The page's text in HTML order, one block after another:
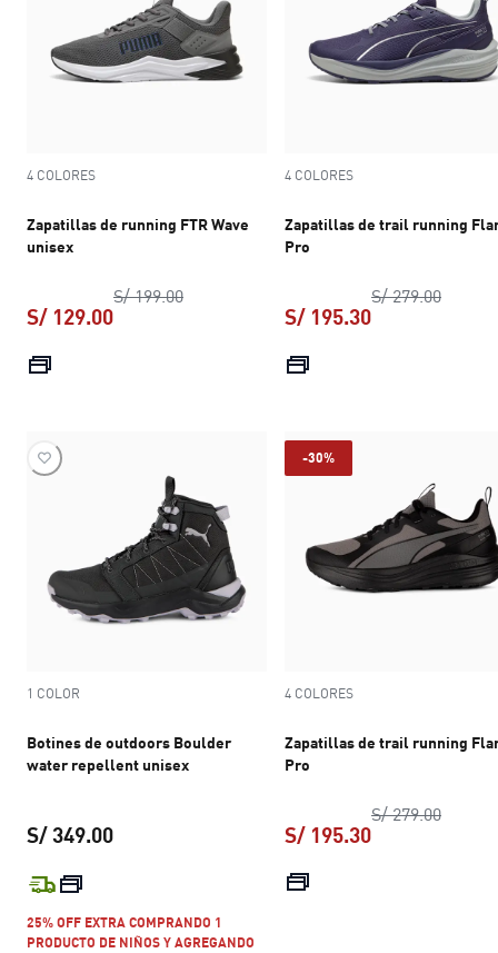
4 COLORES
Zapatillas de running FTR Wave
unisex
S/ 199.00precio original S/ 199.00
S/ 129.00
precio actual S/ 129.00
4 COLORES
Zapatillas de trail running
Pro
S/ 279.00precio
S/ 195.30
1 COLOR
Botines de outdoors Boulder
water repellent unisex
S/ 349.00
precio actual S/ 349.00
25% OFF EXTRA COMPRANDO 1
PRODUCTO DE NIÑOS Y AGREGANDO
-30%
4 COLORES
Zapatillas de trail running
Pro
S/ 279.00precio
S/ 195.30